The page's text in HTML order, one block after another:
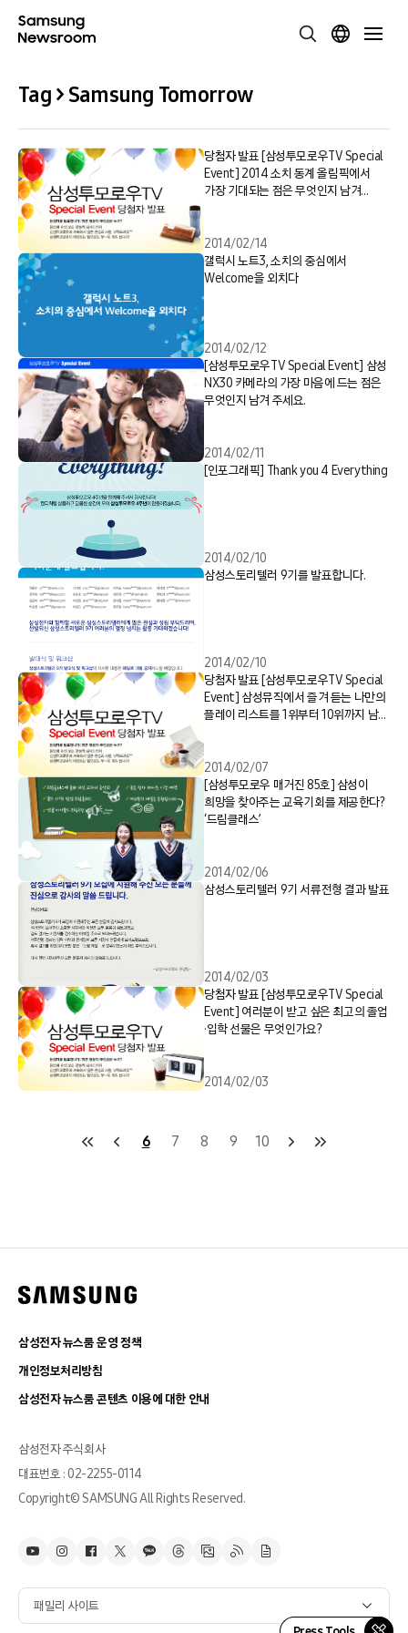
Tag > Samsung Tomorrow
당첨자 발표 [삼성투모로우TV Special
Event] 2014 소치 동계 올림픽에서
가장 기대되는 점은 무엇인지 남겨
2014/02/14
갤럭시 노트3, 소치의 중심에서
Welcome을 외치다
2014/02/12
[삼성투모로우TV Special Event] 삼성
NX30 카메라의 가장 마음에 드는 점은
무엇인지 남겨 주세요.
2014/02/11
[인포그래픽] Thank you 4 Everything
2014/02/10
삼성스토리텔러 9기를 발표합니다.
2014/02/10
당첨자 발표 [삼성투모로우TV Special
Event] 삼성뮤직에서 즐겨 듣는 나만의
플레이 리스트를 1위부터 10위까지 남겨
2014/02/07
[삼성투모로우 매거진 85호] 삼성이
희망을 찾아주는 교육기회를 제공한다?
‘드림클래스’
2014/02/06
삼성스토리텔러 9기 서류전형 결과 발표
2014/02/03
당첨자 발표 [삼성투모로우TV Special
Event] 여러분이 받고 싶은 최고의 졸업
·입학 선물은 무엇인가요?
2014/02/03
6 7 8 9 10
삼성전자 뉴스룸 운영 정책
개인정보처리방침
삼성전자 뉴스룸 콘텐츠 이용에 대한 안내
삼성전자 주식회사
대표번호 : 02-2255-0114
Copyright© SAMSUNG All Rights Reserved.
패밀리 사이트